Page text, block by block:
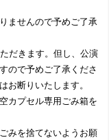
ませんので予めご了承
だきます。但し、公演
ので予めご了承くださ
お断りいたします。
カプセル専用ごみ箱を
みを捨てないようお願